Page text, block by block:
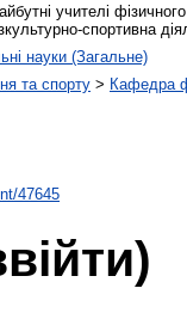
учителі
спортивна
науки (Загальне)
та спорту > Кафедра
47645